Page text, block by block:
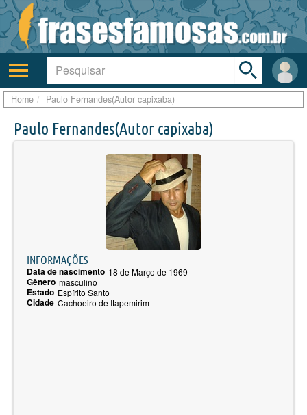
Ativar/desativar
a
navegação
Área
do
Toggle
search
bar
Home Paulo Fernandes(Autor capixaba)
Paulo Fernandes(Autor capixaba)
INFORMAÇÕES
Data de nascimento 18 de Março de 1969
Gênero masculino
Estado Espírito Santo
Cidade Cachoeiro de Itapemirim